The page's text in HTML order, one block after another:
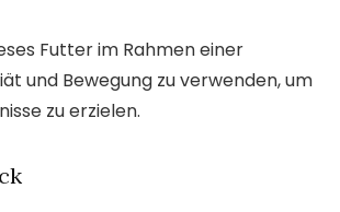
Futter im Rahmen einer
und Bewegung zu verwenden, um
zu erzielen.